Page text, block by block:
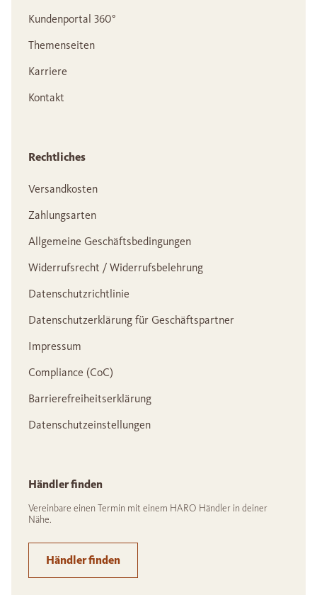
Kundenportal 360°
Themenseiten
Karriere
Kontakt
Rechtliches
Versandkosten
Zahlungsarten
Allgemeine Geschäftsbedingungen
Widerrufsrecht / Widerrufsbelehrung
Datenschutzrichtlinie
Datenschutzerklärung für Geschäftspartner
Impressum
Compliance (CoC)
Barrierefreiheitserklärung
Datenschutzeinstellungen
Händler finden
Vereinbare einen Termin mit einem HARO Händler in deiner
Nähe.
Händler finden